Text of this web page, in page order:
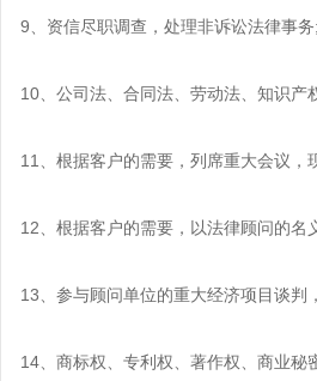
9、资信尽职调查，处理非诉讼法律事务;
10、公司法、合同法、劳动法、知识产
11、根据客户的需要，列席重大会议，
12、根据客户的需要，以法律顾问的名
13、参与顾问单位的重大经济项目谈判
14、商标权、专利权、著作权、商业秘